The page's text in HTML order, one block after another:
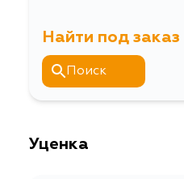
Найти под заказ
Поиск
Уценка